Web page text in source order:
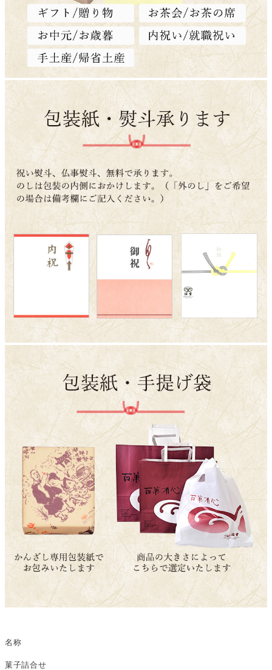
名称
菓子詰合せ